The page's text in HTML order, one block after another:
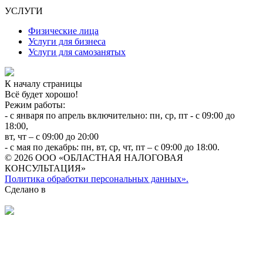
УСЛУГИ
Физические лица
Услуги для бизнеса
Услуги для самозанятых
К началу страницы
Всё будет хорошо!
Режим работы:
- с января по апрель включительно: пн, ср, пт - с 09:00 до
18:00,
вт, чт – с 09:00 до 20:00
- с мая по декабрь: пн, вт, ср, чт, пт – с 09:00 до 18:00.
© 2026 ООО «ОБЛАСТНАЯ НАЛОГОВАЯ
КОНСУЛЬТАЦИЯ»
Политика обработки персональных данных».
Сделано в